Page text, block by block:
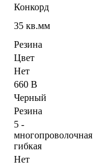
Конкорд
35 кв.мм
Резина
Цвет
Нет
660 В
Черный
Резина
5 -
многопроволочная
гибкая
Нет